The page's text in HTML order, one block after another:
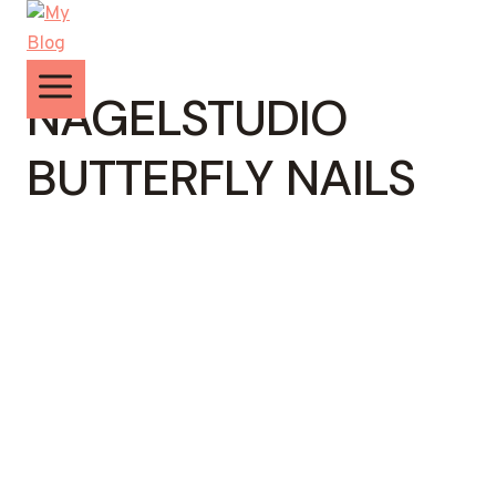
Zum
Inhalt
springen
NAGELSTUDIO
BUTTERFLY NAILS